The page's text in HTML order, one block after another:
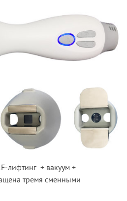
лифтинг + вакуум +
тремя сменными